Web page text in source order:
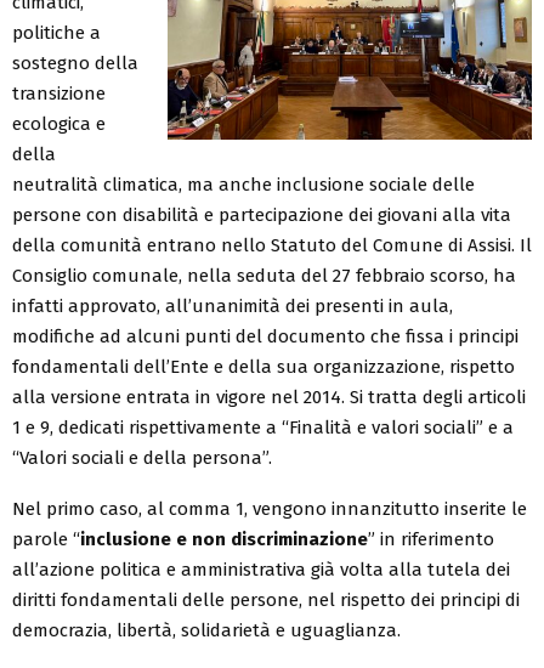
politiche a
sostegno della
transizione
ecologica e
della
neutralità climatica, ma anche inclusione sociale delle
persone con disabilità e partecipazione dei giovani alla vita
della comunità entrano nello Statuto del Comune di Assisi. Il
Consiglio comunale, nella seduta del 27 febbraio scorso, ha
infatti approvato, all’unanimità dei presenti in aula,
modifiche ad alcuni punti del documento che fissa i principi
fondamentali dell’Ente e della sua organizzazione, rispetto
alla versione entrata in vigore nel 2014. Si tratta degli articoli
1 e 9, dedicati rispettivamente a “Finalità e valori sociali” e a
“Valori sociali e della persona”.
Nel primo caso, al comma 1, vengono innanzitutto inserite le
parole “inclusione e non discriminazione” in riferimento
all’azione politica e amministrativa già volta alla tutela dei
diritti fondamentali delle persone, nel rispetto dei principi di
democrazia, libertà, solidarietà e uguaglianza.